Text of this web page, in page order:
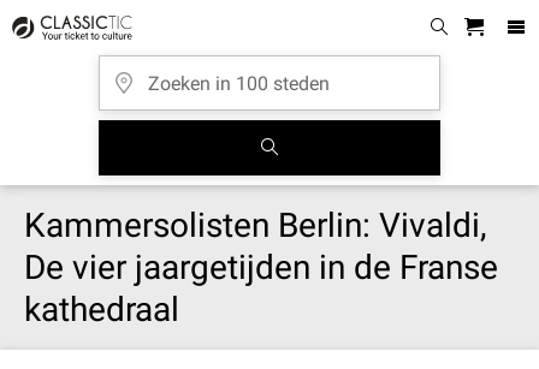
Kammersolisten Berlin: Vivaldi,
De vier jaargetijden in de Franse
kathedraal